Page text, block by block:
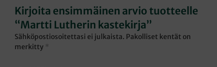
Kirjoita ensimmäinen arvio tuotteelle
“Martti Lutherin kastekirja”
Sähköpostiosoitettasi ei julkaista. Pakolliset kentät on
merkitty *